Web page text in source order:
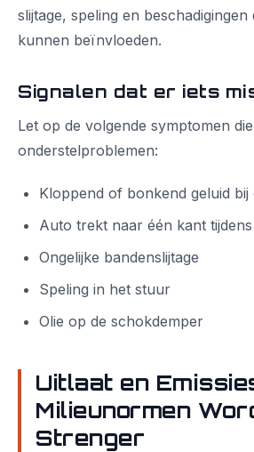
slijtage, speling en beschadigingen
kunnen beïnvloeden.
Signalen dat er iets
Let op de volgende symptomen
onderstelproblemen:
Kloppend of bonkend geluid bij
Auto trekt naar één kant
Ongelijke bandenslijtage
Speling in het stuur
Olie op de schokdemper
Uitlaat en
Milieunormen
Strenger